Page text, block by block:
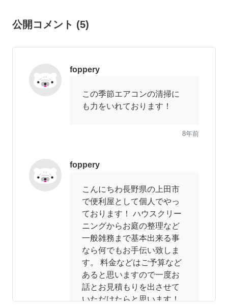
公開コメント (5)
foppery
この季節エアコンの清掃に
も力をいれております！
8年前
foppery
こんにちわ長野県の上田市
で便利屋として個人でやっ
ております！ ハウスクリー
ニングからお庭の整理など
一般雑務まで基本出来る事
なら何でもお手伝い致しま
す。 料金などはご予算など
あると思いますので一度お
話とお見積もりを出させて
いただけたらと思います！